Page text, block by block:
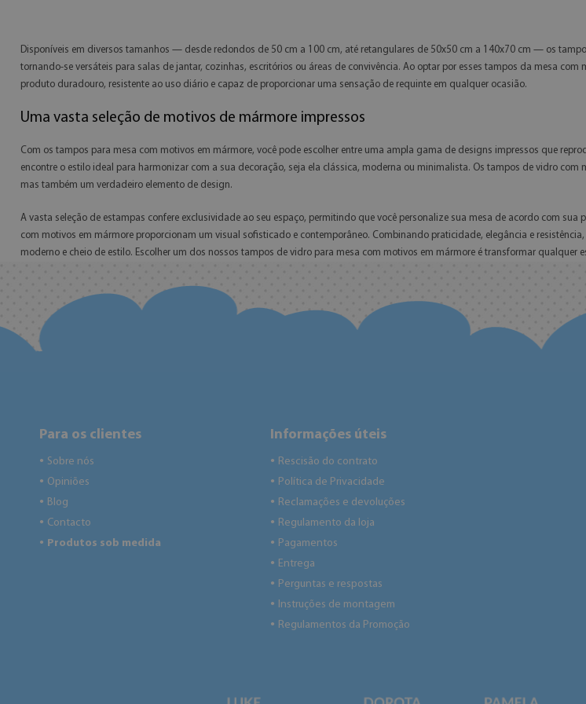
Disponíveis em diversos tamanhos — desde redondos de 50 cm a 100 cm, até retangulares de 50x50 cm a 140x70 cm — os
tornando-se versáteis para salas de jantar, cozinhas, escritórios ou áreas de convivência. Ao optar por esses tampos da mesa
produto duradouro, resistente ao uso diário e capaz de proporcionar uma sensação de requinte em qualquer ocasião.
Uma vasta seleção de motivos de mármore impressos
Com os tampos para mesa com motivos em mármore, você pode escolher entre uma ampla gama de designs impressos que
encontre o estilo ideal para harmonizar com a sua decoração, seja ela clássica, moderna ou minimalista. Os tampos de vidro
mas também um verdadeiro elemento de design.
A vasta seleção de estampas confere exclusividade ao seu espaço, permitindo que você personalize sua mesa de acordo com
com motivos em mármore proporcionam um visual sofisticado e contemporâneo. Combinando praticidade, elegância e
moderno e cheio de estilo. Escolher um dos nossos tampos de vidro para mesa com motivos em mármore é transformar qualquer
Para os clientes
● Sobre nós
● Opiniões
● Blog
● Contacto
● Produtos sob medida
Informações úteis
● Rescisão do contrato
● Política de Privacidade
● Reclamações e devoluções
● Regulamento da loja
● Pagamentos
● Entrega
● Perguntas e respostas
● Instruções de montagem
● Regulamentos da Promoção